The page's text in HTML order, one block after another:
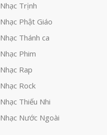
Nhạc Trịnh
Nhạc Phật Giáo
Nhạc Thánh ca
Nhạc Phim
Nhạc Rap
Nhạc Rock
Nhạc Thiếu Nhi
Nhạc Nước Ngoài